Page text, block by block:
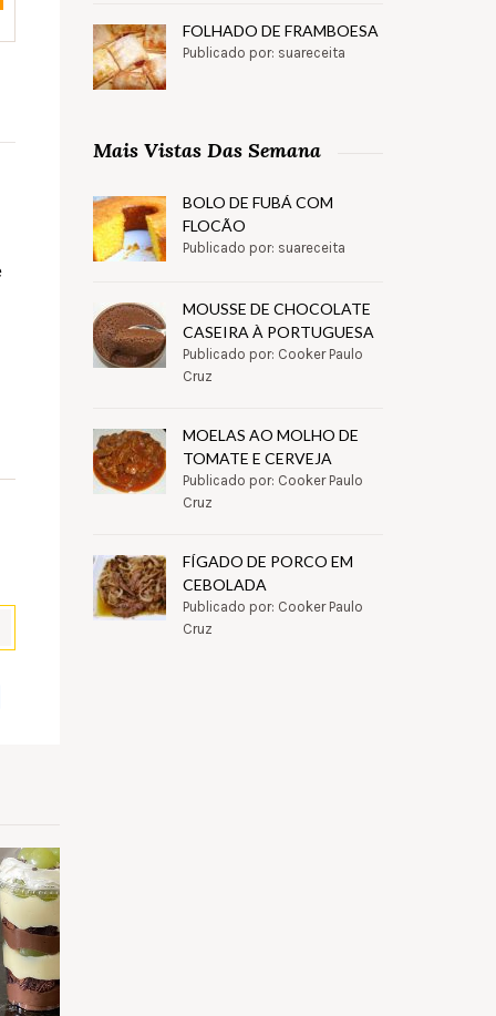
FOLHADO DE FRAMBOESA
Publicado por: suareceita
Mais Vistas Das Semana
BOLO DE FUBÁ COM
FLOCÃO
Publicado por: suareceita
MOUSSE DE CHOCOLATE
CASEIRA À PORTUGUESA
Publicado por: Cooker Paulo
Cruz
MOELAS AO MOLHO DE
TOMATE E CERVEJA
Publicado por: Cooker Paulo
Cruz
FÍGADO DE PORCO EM
CEBOLADA
Publicado por: Cooker Paulo
Cruz